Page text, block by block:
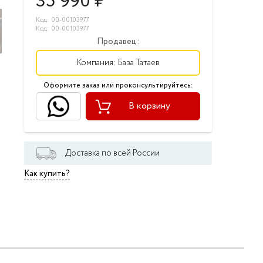
Код: 00-00103977
Код: 00-00103977
Продавец:
Компания: База Татаев
Оформите заказ или проконсультируйтесь:
В корзину
Доставка по всей России
Как купить?